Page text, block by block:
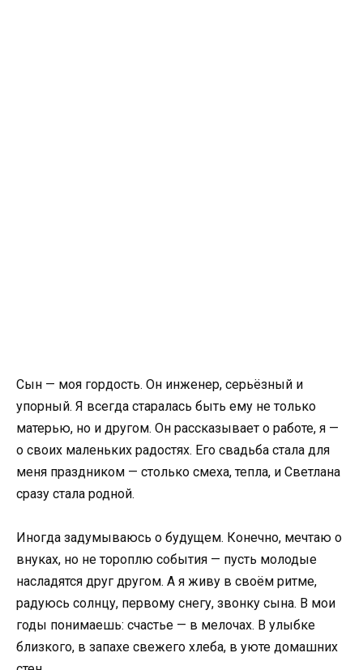
Сын — моя гордость. Он инженер, серьёзный и
упорный. Я всегда старалась быть ему не только
матерью, но и другом. Он рассказывает о работе, я —
о своих маленьких радостях. Его свадьба стала для
меня праздником — столько смеха, тепла, и Светлана
сразу стала родной.
Иногда задумываюсь о будущем. Конечно, мечтаю о
внуках, но не тороплю события — пусть молодые
насладятся друг другом. А я живу в своём ритме,
радуюсь солнцу, первому снегу, звонку сына. В мои
годы понимаешь: счастье — в мелочах. В улыбке
близкого, в запахе свежего хлеба, в уюте домашних